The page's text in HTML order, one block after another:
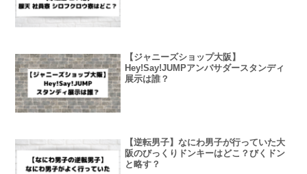
【ジャニーズショップ大阪】
Hey!Say!JUMPアンバサダースタンディ
展示は誰？
【逆転男子】なにわ男子が行っていた大
阪のびっくりドンキーはどこ？びくドン
と略す？